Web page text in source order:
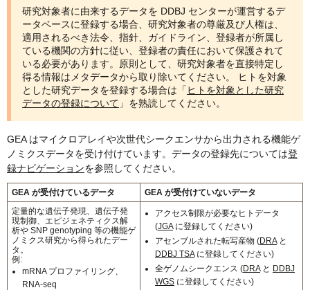
問合せ
English
研究対象者に由来するデータを DDBJ センターが運営するデ
ータベースに登録する場合、研究対象者の尊厳及び人権は、
適用されるべき法令、指針、ガイドライン、登録者が所属し
ている機関の方針に従い、登録者の責任において保護されて
いる必要があります。原則として、研究対象者を直接特定し
得る情報はメタデータから取り除いてください。 ヒトを対象
とした研究データを登録する場合は「 ヒトを対象とした研究
データの登録について 」を熟読してください。
GEA はマイクロアレイや次世代シークエンサから出力される機能ゲ
ノミクスデータを受け付けています。データの登録先については登
録ナビゲーションを参照してください。
GEA が受付けているデータ
GEA が受付けていないデータ
定量的な遺伝子発現、遺伝子発
現制御、エピジェネティクス解
析や SNP genotyping 等の機能ゲ
ノミクス研究から得られたデー
タ。
例:
mRNA プロファイリング、
RNA-seq
アクセス制限が必要なヒトデータ
(JGAに登録してください)
アセンブルされた転写産物 (DRAと
DDBJ TSAに登録してください)
全ゲノムシークエンス (DRAと DDBJ
WGS に登録してください)